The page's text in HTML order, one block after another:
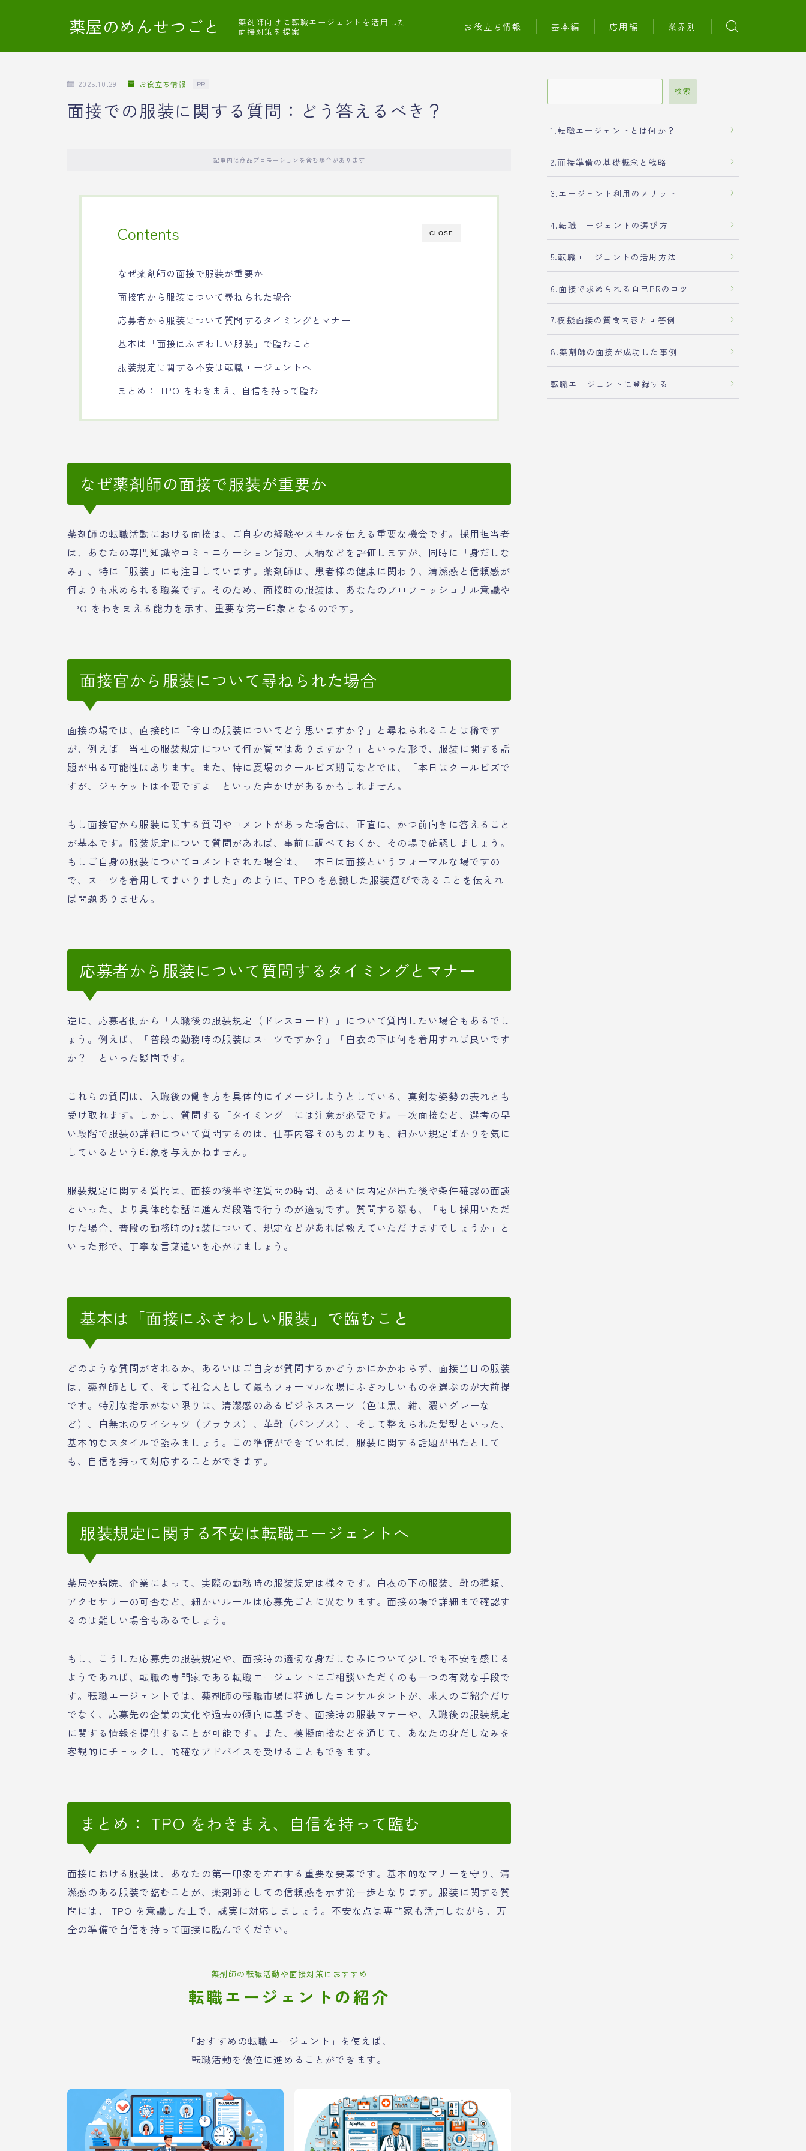
薬屋のめんせつごと
薬剤師向けに転職エージェントを活用した
面接対策を提案
お役立ち情報 基本編 応用編 業界別
2025.10.29 お役立ち情報 PR
面接での服装に関する質問：どう答えるべき？
記事内に商品プロモーションを含む場合があります
CLOSE
Contents
なぜ薬剤師の面接で服装が重要か
面接官から服装について尋ねられた場合
応募者から服装について質問するタイミングとマナー
基本は「面接にふさわしい服装」で臨むこと
服装規定に関する不安は転職エージェントへ
まとめ： TPO をわきまえ、自信を持って臨む
なぜ薬剤師の面接で服装が重要か
薬剤師の転職活動における面接は、ご自身の経験やスキルを伝える重要な機会です。採用担当者
は、あなたの専門知識やコミュニケーション能力、人柄などを評価しますが、同時に「身だしな
み」、特に「服装」にも注目しています。薬剤師は、患者様の健康に関わり、清潔感と信頼感が
何よりも求められる職業です。そのため、面接時の服装は、あなたのプロフェッショナル意識や
TPO をわきまえる能力を示す、重要な第一印象となるのです。
面接官から服装について尋ねられた場合
面接の場では、直接的に「今日の服装についてどう思いますか？」と尋ねられることは稀です
が、例えば「当社の服装規定について何か質問はありますか？」といった形で、服装に関する話
題が出る可能性はあります。また、特に夏場のクールビズ期間などでは、「本日はクールビズで
すが、ジャケットは不要ですよ」といった声かけがあるかもしれません。
もし面接官から服装に関する質問やコメントがあった場合は、正直に、かつ前向きに答えること
が基本です。服装規定について質問があれば、事前に調べておくか、その場で確認しましょう。
もしご自身の服装についてコメントされた場合は、「本日は面接というフォーマルな場ですの
で、スーツを着用してまいりました」のように、TPO を意識した服装選びであることを伝えれ
ば問題ありません。
応募者から服装について質問するタイミングとマナー
逆に、応募者側から「入職後の服装規定（ドレスコード）」について質問したい場合もあるでし
ょう。例えば、「普段の勤務時の服装はスーツですか？」「白衣の下は何を着用すれば良いです
か？」といった疑問です。
これらの質問は、入職後の働き方を具体的にイメージしようとしている、真剣な姿勢の表れとも
受け取れます。しかし、質問する「タイミング」には注意が必要です。一次面接など、選考の早
い段階で服装の詳細について質問するのは、仕事内容そのものよりも、細かい規定ばかりを気に
しているという印象を与えかねません。
服装規定に関する質問は、面接の後半や逆質問の時間、あるいは内定が出た後や条件確認の面談
といった、より具体的な話に進んだ段階で行うのが適切です。質問する際も、「もし採用いただ
けた場合、普段の勤務時の服装について、規定などがあれば教えていただけますでしょうか」と
いった形で、丁寧な言葉遣いを心がけましょう。
基本は「面接にふさわしい服装」で臨むこと
どのような質問がされるか、あるいはご自身が質問するかどうかにかかわらず、面接当日の服装
は、薬剤師として、そして社会人として最もフォーマルな場にふさわしいものを選ぶのが大前提
です。特別な指示がない限りは、清潔感のあるビジネススーツ（色は黒、紺、濃いグレーな
ど）、白無地のワイシャツ（ブラウス）、革靴（パンプス）、そして整えられた髪型といった、
基本的なスタイルで臨みましょう。この準備ができていれば、服装に関する話題が出たとして
も、自信を持って対応することができます。
服装規定に関する不安は転職エージェントへ
薬局や病院、企業によって、実際の勤務時の服装規定は様々です。白衣の下の服装、靴の種類、
アクセサリーの可否など、細かいルールは応募先ごとに異なります。面接の場で詳細まで確認す
るのは難しい場合もあるでしょう。
もし、こうした応募先の服装規定や、面接時の適切な身だしなみについて少しでも不安を感じる
ようであれば、転職の専門家である転職エージェントにご相談いただくのも一つの有効な手段で
す。転職エージェントでは、薬剤師の転職市場に精通したコンサルタントが、求人のご紹介だけ
でなく、応募先の企業の文化や過去の傾向に基づき、面接時の服装マナーや、入職後の服装規定
に関する情報を提供することが可能です。また、模擬面接などを通じて、あなたの身だしなみを
客観的にチェックし、的確なアドバイスを受けることもできます。
まとめ： TPO をわきまえ、自信を持って臨む
面接における服装は、あなたの第一印象を左右する重要な要素です。基本的なマナーを守り、清
潔感のある服装で臨むことが、薬剤師としての信頼感を示す第一歩となります。服装に関する質
問には、 TPO を意識した上で、誠実に対応しましょう。不安な点は専門家も活用しながら、万
全の準備で自信を持って面接に臨んでください。
薬剤師の転職活動や面接対策におすすめ
転職エージェントの紹介
「おすすめの転職エージェント」を使えば、
転職活動を優位に進めることができます。
検索
1.転職エージェントとは何か？
2.面接準備の基礎概念と戦略
3.エージェント利用のメリット
4.転職エージェントの選び方
5.転職エージェントの活用方法
6.面接で求められる自己PRのコツ
7.模擬面接の質問内容と回答例
8.薬剤師の面接が成功した事例
転職エージェントに登録する